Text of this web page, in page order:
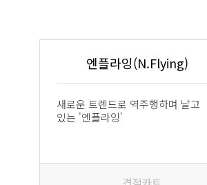
엔플라잉(N.Flying)
새로운 트렌드로 역주행하며 날고
있는 '엔플라잉'